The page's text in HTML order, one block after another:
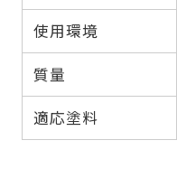
使用環境
質量
適応塗料